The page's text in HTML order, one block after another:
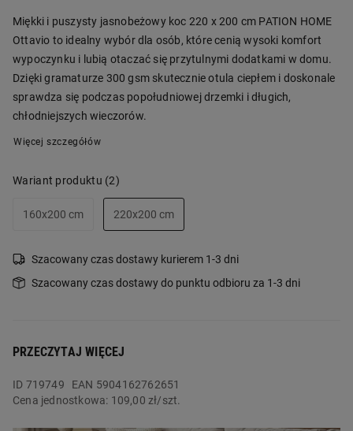
Miękki i puszysty jasnobeżowy koc 220 x 200 cm PATION HOME
Ottavio to idealny wybór dla osób, które cenią wysoki komfort
wypoczynku i lubią otaczać się przytulnymi dodatkami w domu.
Dzięki gramaturze 300 gsm skutecznie otula ciepłem i doskonale
sprawdza się podczas popołudniowej drzemki i długich,
chłodniejszych wieczorów.
Więcej szczegółów
Wariant produktu (2)
160x200 cm 220x200 cm
Szacowany czas dostawy kurierem 1-3 dni
Szacowany czas dostawy do punktu odbioru za 1-3 dni
PRZECZYTAJ WIĘCEJ
ID 719749
EAN 5904162762651
Cena jednostkowa: 109,00 zł/szt.